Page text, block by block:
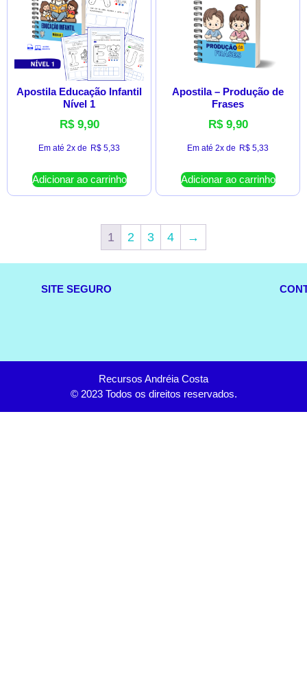
Apostila Educação Infantil
Nível 1
R$9,90
Em até 2x de R$ 5,33
Adicionar ao carrinho
Apostila – Produção de
Frases
R$9,90
Em até 2x de R$ 5,33
Adicionar ao carrinho
1 2 3 4 →
SITE SEGURO
Recursos Andréia Costa
© 2023 Todos os direitos reservados.